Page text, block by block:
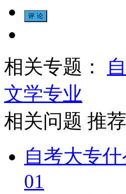
相关专题：
文学专业
相关问题 推
自考大专
01